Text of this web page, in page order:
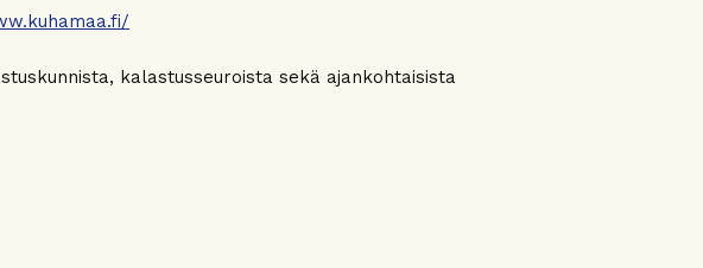
kalastusseuroista sekä ajankohtaisista